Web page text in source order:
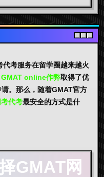
考服务在留学圈越来越火
GMAT online作弊取得了优
。那么，随着GMAT官方
代考最安全的方式是什
GMAT网